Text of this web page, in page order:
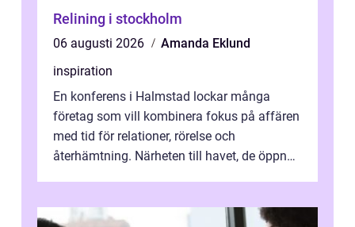
Relining i stockholm
06 augusti 2026
Amanda Eklund
inspiration
En konferens i Halmstad lockar många
företag som vill kombinera fokus på affären
med tid för relationer, rörelse och
återhämtning. Närheten till havet, de öppna